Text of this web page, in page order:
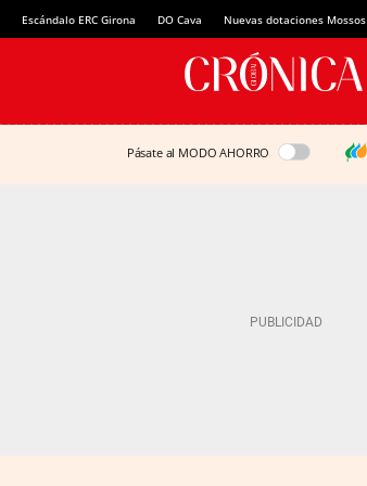
Escándalo ERC Girona DO Cava Nuevas dotaciones Mossos
Pásate al MODO AHORRO